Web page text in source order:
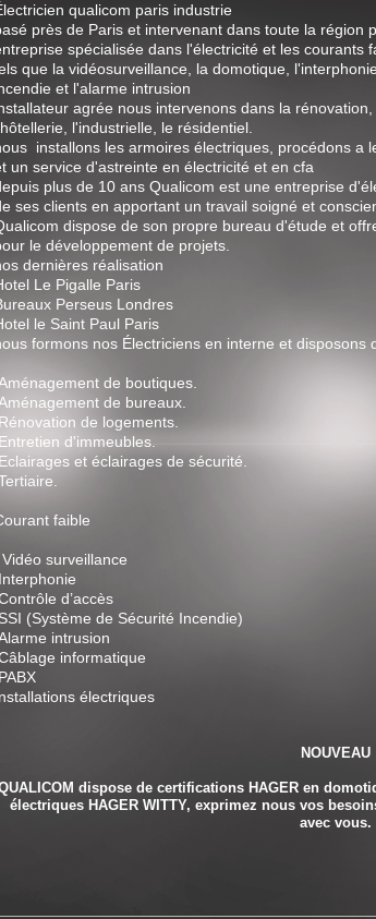
qualicom paris industrie
près de Paris et intervenant dans toute la région
spécialisée dans l'électricité et les courants
que la vidéosurveillance, la domotique,
et l'alarme intrusion
agrée nous intervenons dans la
l'industrielle, le résidentiel.
installons les armoires électriques, procédons a
un service d'astreinte en électricité et en cfa
plus de 10 ans Qualicom est une entreprise
ses clients en apportant un travail soigné et
dispose de son propre bureau d'étude et
le développement de projets.
dernières réalisation
Le Pigalle Paris
Perseus Londres
le Saint Paul Paris
formons nos Électriciens en interne et disposons
de boutiques.
de bureaux.
Rénovation de logements.
Entretien d'immeubles.
Eclairages et éclairages de sécurité.
faible
Vidéo surveillance
Interphonie
d’accès
SSI (Système de Sécurité Incendie)
intrusion
informatique
PABX
électriques
NOUVEAU
dispose de certifications HAGER en do
électriques HAGER WITTY, exprimez nous vos
avec vous.